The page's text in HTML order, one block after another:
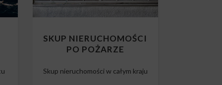
SKUP NIERUCHOMOŚCI
PO POŻARZE
Skup nieruchomości w całym kraju